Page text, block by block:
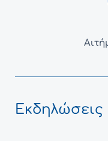
Εκδηλώσεις